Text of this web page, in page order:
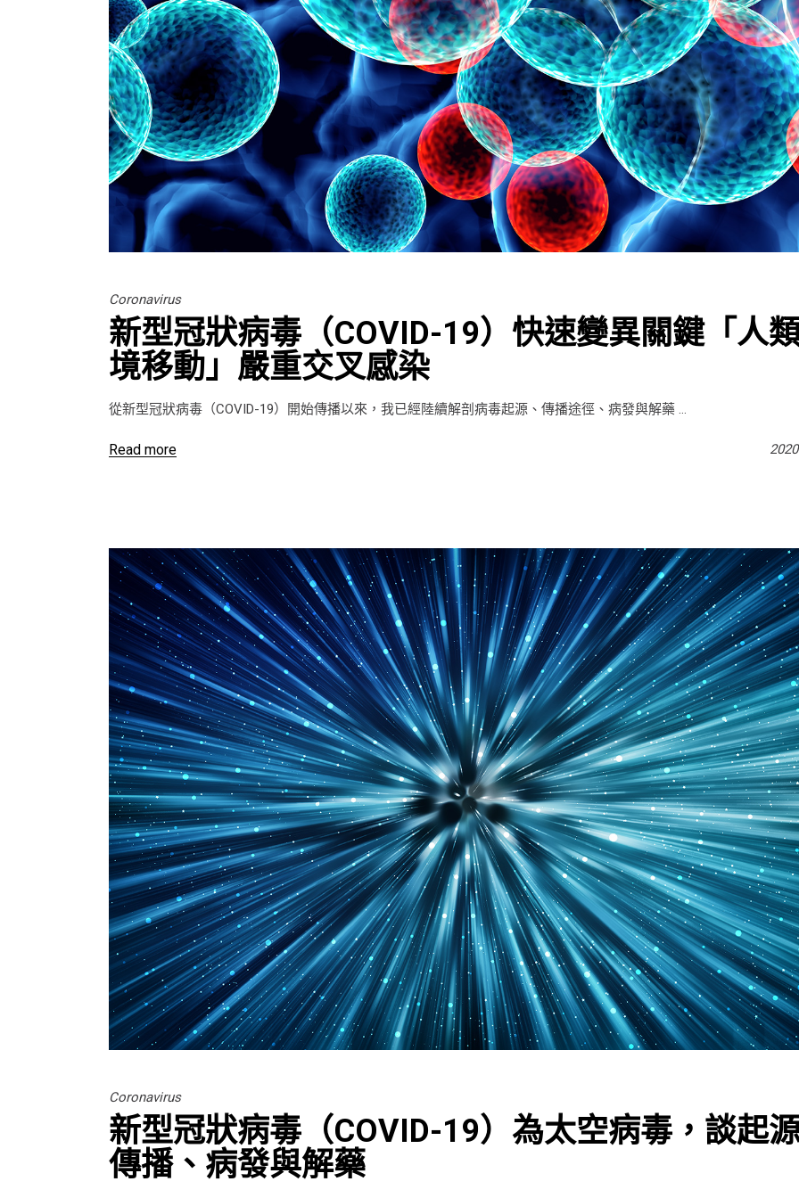
Coronavirus
新型冠狀病毒（COVID-19）快速變異關鍵「人
境移動」嚴重交叉感染
從新型冠狀病毒（COVID-19）開始傳播以來，我已經陸續解剖病毒起源、傳播途徑、病發與解藥
Read more
Coronavirus
新型冠狀病毒（COVID-19）為太空病毒，談起
傳播、病發與解藥